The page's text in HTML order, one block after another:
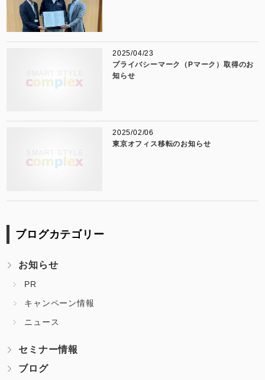
2025/04/23
プライバシーマーク（Pマーク）取得のお
知らせ
2025/02/06
東京オフィス移転のお知らせ
ブログカテゴリー
お知らせ
PR
キャンペーン情報
ニュース
セミナー情報
ブログ